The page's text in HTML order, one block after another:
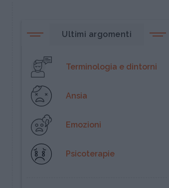
Ultimi argomenti
Terminologia e dintorni
Ansia
Emozioni
Psicoterapie